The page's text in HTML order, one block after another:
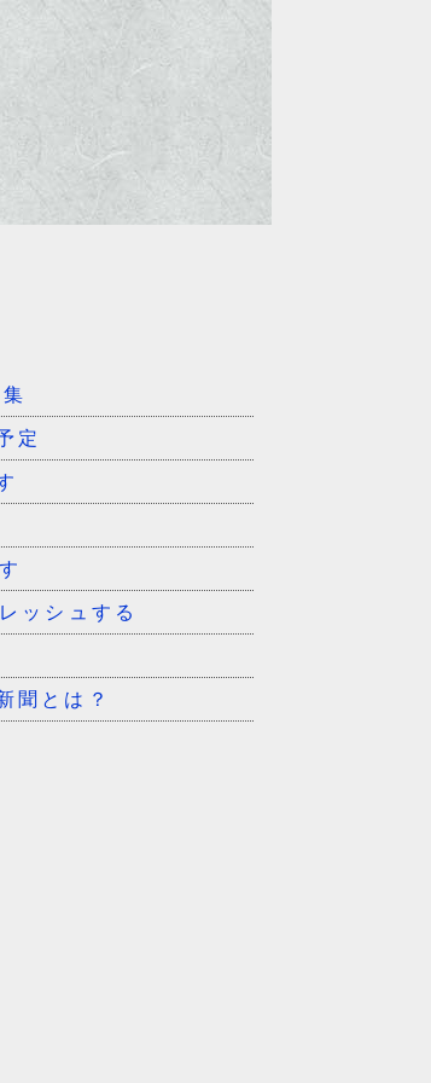
定
ッシュする
聞とは？